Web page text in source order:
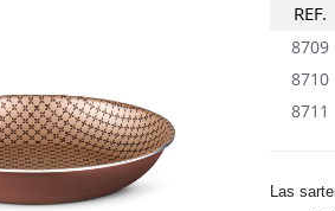
REF.
8709
8710
8711
Las